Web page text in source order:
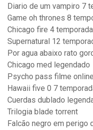
Diario de um vampiro 7
Game oh thrones 8
Chicago fire 4
Supernatural 12
Por agua abaixo rato
Chicago med legendado
Psycho pass filme
Hawaii five 0 7
Cuerdas dublado
Trilogia blade torrent
Falcão negro em perigo